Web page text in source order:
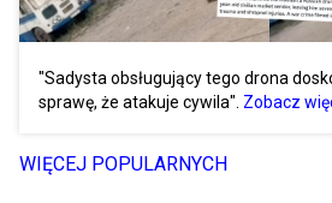
"Sadysta obsługujący tego drona
sprawę, że atakuje cywila". Zobacz
WIĘCEJ POPULARNYCH